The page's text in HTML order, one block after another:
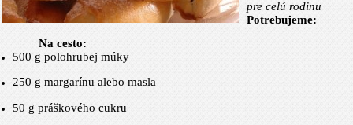
pre celú rodinu
Potrebujeme:
Na cesto:
500 g polohrubej múky
250 g margarínu alebo masla
50 g práškového cukru